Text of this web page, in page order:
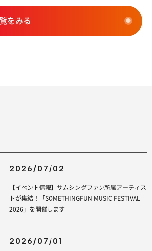
をみる
2026/07/02
【イベント情報】サムシングファン所属アーティス
トが集結！「SOMETHINGFUN MUSIC FESTIVAL
2026」を開催します
2026/07/01